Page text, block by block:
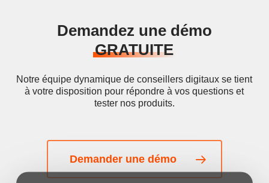
Demandez une démo
GRATUITE
Notre équipe dynamique de conseillers digitaux se tient
à votre disposition pour répondre à vos questions et
tester nos produits.
Demander une démo